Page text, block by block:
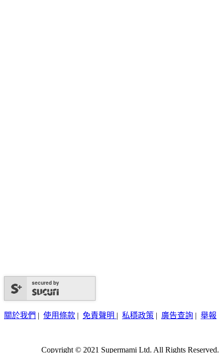
secured by
關於我們 | 使用條款 | 免責聲明 | 私穩政策 | 廣告查詢 | 舉報
Copyright © 2021 Supermami Ltd. All Rights Reserved.